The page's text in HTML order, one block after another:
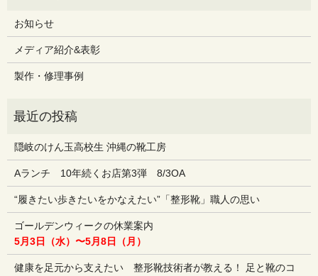
お知らせ
メディア紹介&表彰
製作・修理事例
隠岐のけん玉高校生 沖縄の靴工房
Aランチ 10年続くお店第3弾 8/3OA
“履きたい歩きたいをかなえたい”「整形靴」職人の思い
ゴールデンウィークの休業案内
5月3日（水）〜5月8日（月）
健康を足元から支えたい 整形靴技術者が教える！ 足と靴のコ